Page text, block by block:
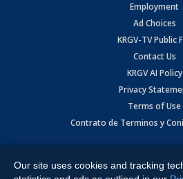
Employment
Ad Choices
KRGV-TV Public
Contact Us
KRGV AI Policy
Privacy
Terms of Use
Contrato de Terminos y
Expressway, Weslaco, TX 78596.
Our site uses cookies and tracking